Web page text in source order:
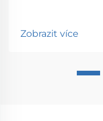
Zobrazit více